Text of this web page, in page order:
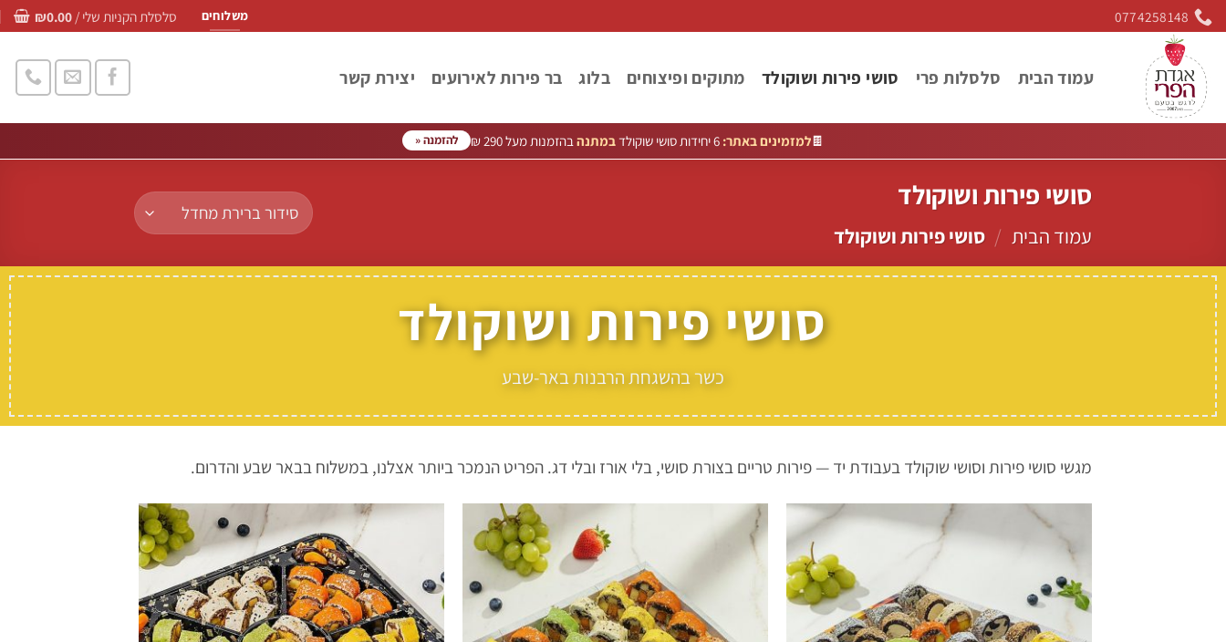
Skip
to
content
0774258148 משלוחים סלסלת הקניות שלי / ₪0.00
עמוד הבית סלסלות פרי סושי פירות ושוקולד מתוקים ופיצוחים בלוג בר פירות לאירועים יצירת קשר
🍫למזמינים באתר: 6 יחידות סושי שוקולד במתנה בהזמנות מעל 290 ₪ להזמנה «
סושי פירות ושוקולד
עמוד הבית / סושי פירות ושוקולד
סושי פירות ושוקולד
כשר בהשגחת הרבנות באר-שבע
מגשי סושי פירות וסושי שוקולד בעבודת יד — פירות טריים בצורת סושי, בלי אורז ובלי דג. הפריט הנמכר ביותר אצלנו, במשלוח בבאר שבע והדרום.